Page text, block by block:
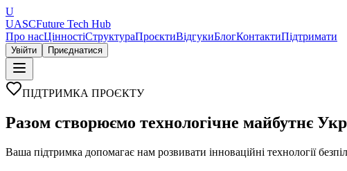
U
UASCFuture Tech Hub
Про насЦінностіСтруктураПроєктиВідгукиБлогКонтактиПідтримати
Увійти Приєднатися
ПІДТРИМКА ПРОЄКТУ
Разом створюємо технологічне майбутнє
Ваша підтримка допомагає нам розвивати інноваційні технології